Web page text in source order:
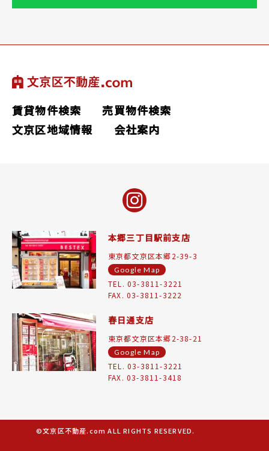
賃貸物件検索
売買物件検索
文京区地域情報
会社案内
本郷三丁目駅前支店
東京都文京区本郷2-39-3
Google Map
TEL. 03-3811-3221
FAX. 03-3811-3222
春日通支店
東京都文京区本郷2-38-21
Google Map
TEL. 03-3811-3221
FAX. 03-3811-3418
©文京区不動産.com ALL RIGHTS RESERVED.